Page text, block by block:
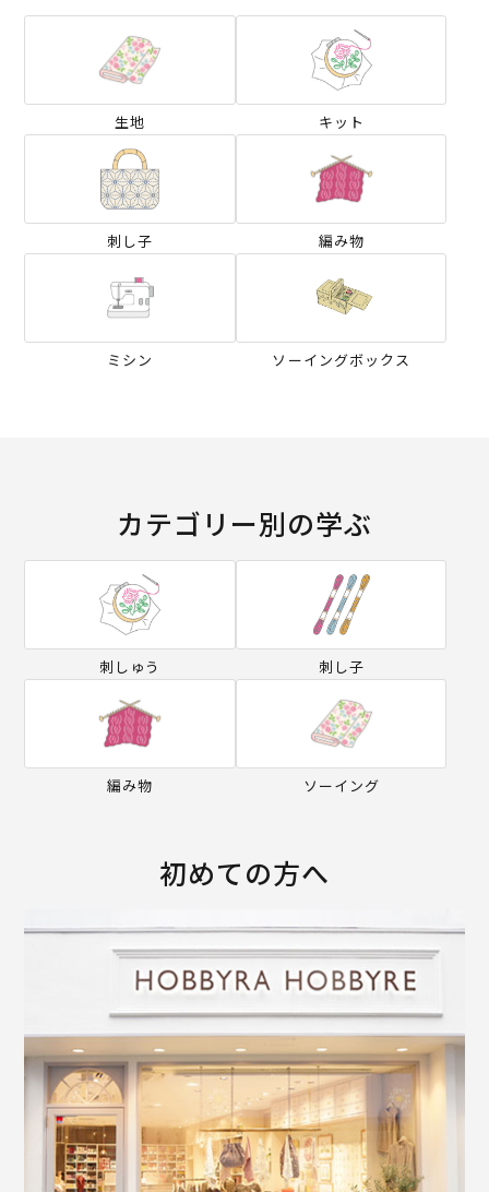
生地 キット
刺し子 編み物
ミシン ソーイングボックス
カテゴリー別の学ぶ
刺しゅう 刺し子
編み物 ソーイング
初めての方へ